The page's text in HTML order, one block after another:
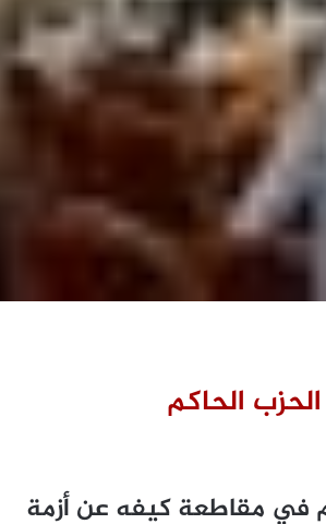
الحاكم
في مقاطعة كيفه عن أزمة